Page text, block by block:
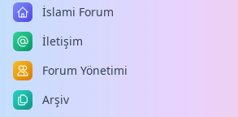
İslami Forum
İletişim
Forum Yönetimi
Arşiv